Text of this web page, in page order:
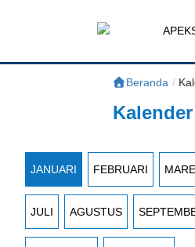
APEKSI
Beranda /
JANUARI FEBRUARI
JULI AGUSTUS